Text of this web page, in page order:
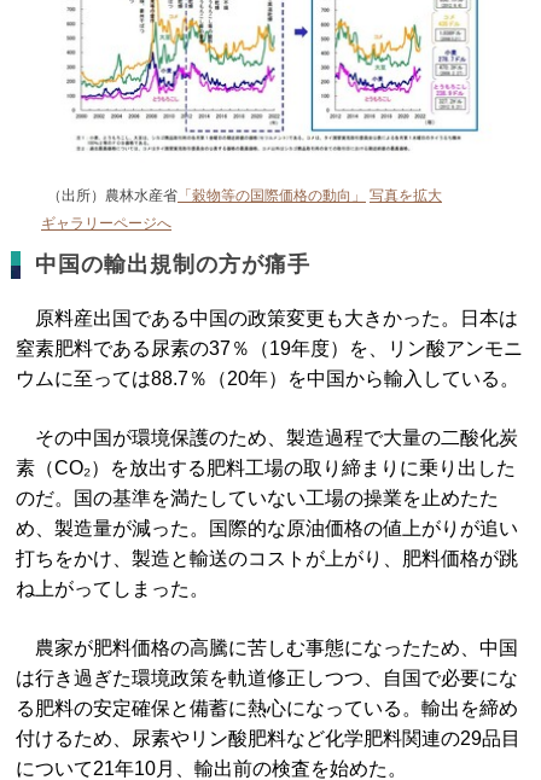
（出所）農林水産省 「穀物等の国際価格の動向」
写真を拡大
ギャラリーページへ
中国の輸出規制の方が痛手
原料産出国である中国の政策変更も大きかった。日本は
窒素肥料である尿素の37％（19年度）を、リン酸アンモニ
ウムに至っては88.7％（20年）を中国から輸入している。
その中国が環境保護のため、製造過程で大量の二酸化炭
素（CO₂）を放出する肥料工場の取り締まりに乗り出した
のだ。国の基準を満たしていない工場の操業を止めたた
め、製造量が減った。国際的な原油価格の値上がりが追い
打ちをかけ、製造と輸送のコストが上がり、肥料価格が跳
ね上がってしまった。
農家が肥料価格の高騰に苦しむ事態になったため、中国
は行き過ぎた環境政策を軌道修正しつつ、自国で必要にな
る肥料の安定確保と備蓄に熱心になっている。輸出を締め
付けるため、尿素やリン酸肥料など化学肥料関連の29品目
について21年10月、輸出前の検査を始めた。